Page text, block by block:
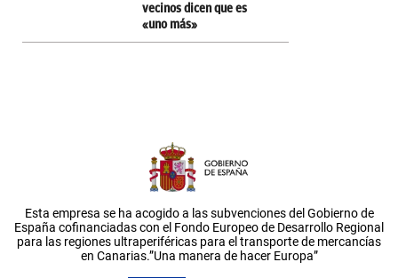
vecinos dicen que es
«uno más»
Esta empresa se ha acogido a las subvenciones del Gobierno de
España cofinanciadas con el Fondo Europeo de Desarrollo Regional
para las regiones ultraperiféricas para el transporte de mercancías
en Canarias.”Una manera de hacer Europa”